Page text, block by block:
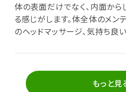
体の表面だけでなく、内面から
る感じがします。体全体のメン
のヘッドマッサージ、気持ち良
す。
もっと見